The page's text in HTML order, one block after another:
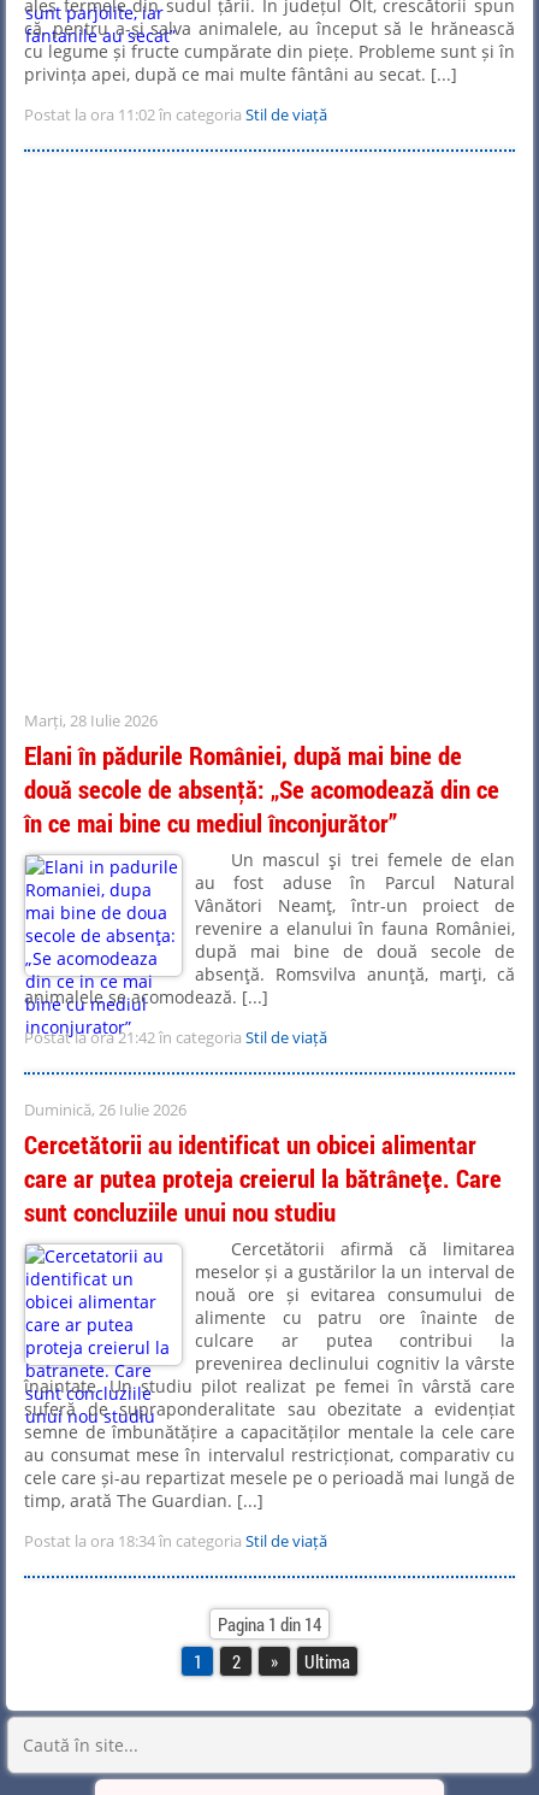
ales fermele din sudul țării. În județul Olt, crescătorii spun
că, pentru a-și salva animalele, au început să le hrănească
cu legume și fructe cumpărate din piețe. Probleme sunt și în
privința apei, după ce mai multe fântâni au secat. [...]
Postat la ora 11:02 în categoria Stil de viață
Marți, 28 Iulie 2026
Elani în pădurile României, după mai bine de
două secole de absenţă: „Se acomodează din ce
în ce mai bine cu mediul înconjurător”
Un mascul şi trei femele de elan
au fost aduse în Parcul Natural
Vânători Neamţ, într-un proiect de
revenire a elanului în fauna României,
după mai bine de două secole de
absenţă. Romsvilva anunţă, marţi, că
animalele se acomodează. [...]
Postat la ora 21:42 în categoria Stil de viață
Duminică, 26 Iulie 2026
Cercetătorii au identificat un obicei alimentar
care ar putea proteja creierul la bătrânețe. Care
sunt concluziile unui nou studiu
Cercetătorii afirmă că limitarea
meselor și a gustărilor la un interval de
nouă ore și evitarea consumului de
alimente cu patru ore înainte de
culcare ar putea contribui la
prevenirea declinului cognitiv la vârste
înaintate. Un studiu pilot realizat pe femei în vârstă care
suferă de supraponderalitate sau obezitate a evidențiat
semne de îmbunătățire a capacităților mentale la cele care
au consumat mese în intervalul restricționat, comparativ cu
cele care și-au repartizat mesele pe o perioadă mai lungă de
timp, arată The Guardian. [...]
Postat la ora 18:34 în categoria Stil de viață
Pagina 1 din 14
1
2 » Ultima